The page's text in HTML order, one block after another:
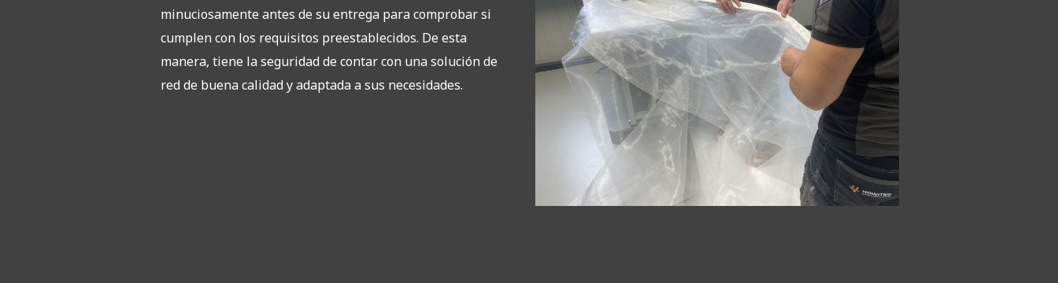
minuciosamente antes de su entrega para comprobar si
cumplen con los requisitos preestablecidos. De esta
manera, tiene la seguridad de contar con una solución de
red de buena calidad y adaptada a sus necesidades.